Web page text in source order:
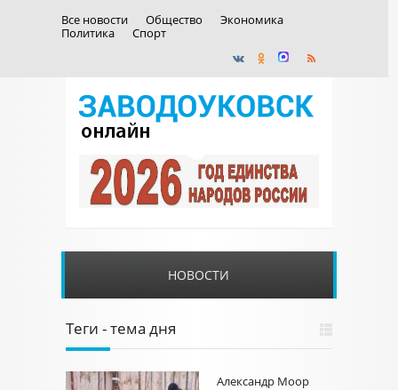
Все новости Общество
Экономика
Политика
Спорт
НОВОСТИ
Теги - тема дня
Александр Моор